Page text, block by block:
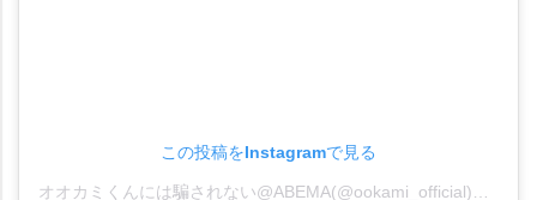
この投稿をInstagramで見る